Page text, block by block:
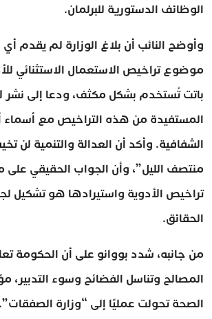
الوظائف الدستورية للبرلمان.
وأوضح النائب أن بلاغ الوزارة لم يقدم
باتت تُستخدم بشكل مكثف، ودعا إلى نشر
المستفيدة من هذه التراخيص مع أسماء
الشفافية. وأكد أن العدالة والتنمية لن
منتصف الليل”، وأن الجواب الحقيقي
تراخيص الأدوية واستيرادها هو تشكيل
الحقائق.
من جانبه، شدد بووانو على أن الحكومة
المصالح وتناسل الفضائح وسوء التدبير،
الصحة تحولت عمليًا إلى “وزارة